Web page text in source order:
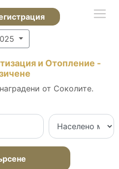
и Отопление -
от Соколите.